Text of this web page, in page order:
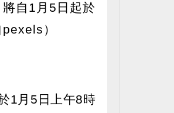
自1月5日起於
）
1月5日上午8時